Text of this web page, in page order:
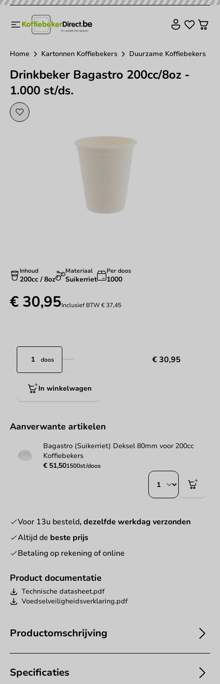
Home Kartonnen Koffiebekers Duurzame Koffiebekers
Drinkbeker Bagastro 200cc/8oz -
1.000 st/ds.
Product documentatie
Technische datasheet.pdf
Voedselveiligheidsverklaring.pdf
Productomschrijving
Specificaties
Inhoud
200cc / 8oz
Materiaal
Suikerriet
Per doos
1000
€ 30,95Inclusief BTW€ 37,45
doos € 30,95
In winkelwagen
Aanverwante artikelen
Bagastro (Suikerriet) Deksel 80mm voor 200cc
Koffiebekers
€ 51,501500st/doos
Voor 13u besteld, dezelfde werkdag verzonden
Altijd de beste prijs
Betaling op rekening of online